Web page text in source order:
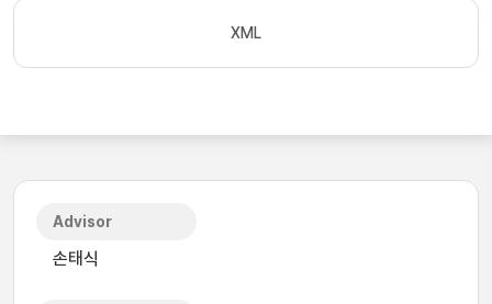
XML
Advisor
손태식